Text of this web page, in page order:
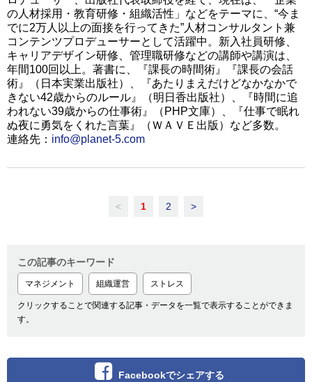
の人材採用・教育研修・組織活性」などをテーマに、“今ま
でに2万人以上の面接を行ってきた”人材コンサルタント兼
コンテンツプロデューサーとして活躍中。新入社員研修、
キャリアデザイン研修、管理職研修などの講師や講演は、
年間100回以上。著書に、『課長の時間術』『課長の会話
術』（日本実業出版社）、『あたりまえだけどなかなかで
きない42歳からのルール』（明日香出版社）、『時間に追
われない39歳からの仕事術』（PHP文庫）、『仕事で眠れ
ぬ夜に勇気をくれた言葉』（ＷＡＶＥ出版）など多数。
連絡先： info@planet-5.com
< 1 2 >
この記事のキーワード
マネジメント 組織運営 ストレス
クリックすることで関連する記事・データを一覧で表示することができま
す。
Facebookでシェアする